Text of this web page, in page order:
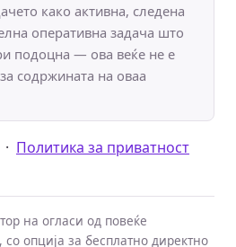
како активна, следена
оперативна задача што
подоцна — ова веќе не е
содржината на оваа
· Политика за приватност
на огласи од повеќе
опција за бесплатно директно